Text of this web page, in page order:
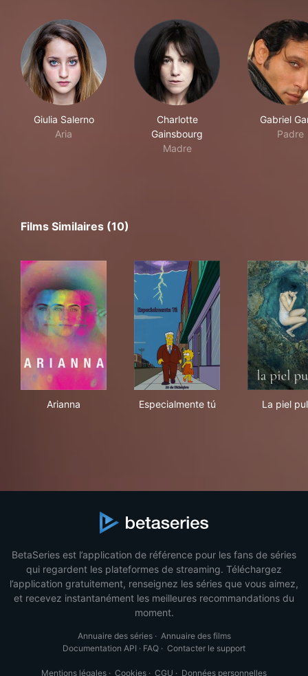
Giulia Salerno
Aria
Charlotte
Gainsbourg
Madre
Gabriel
Padre
Films Similaires (10)
Arianna Especialmente tú La piel
BetaSeries est l’application de référence pour les fans de séries
qui regardent les plateformes de streaming. Téléchargez
l’application gratuitement, renseignez les séries que vous aimez,
et recevez instantanément les meilleures recommandations du
moment.
Annuaire des séries· Annuaire des films
Documentation API · FAQ · Contacter le support
Mentions légales · Cookies · CGU · Données personnelles